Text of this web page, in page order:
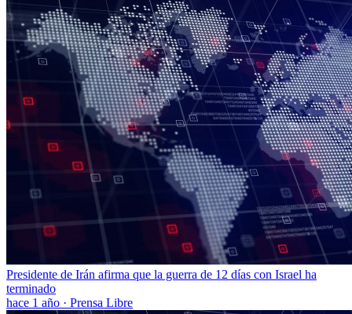
Presidente de Irán afirma que la guerra de 12 días con Israel ha
terminado
hace 1 año · Prensa Libre